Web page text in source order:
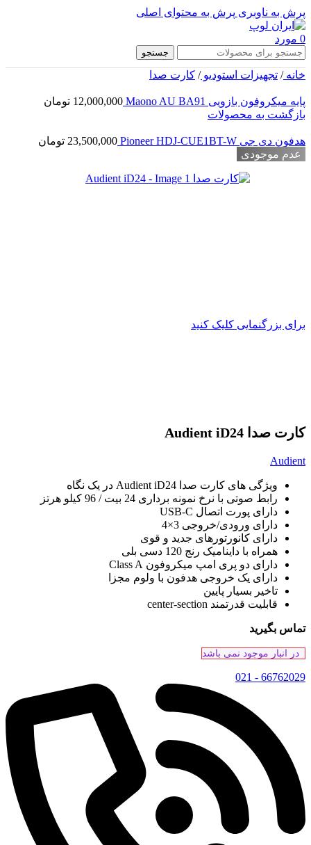
پرش به ناوبری پرش به محتوای اصلی
0 مورد
جستجو
خانه/ تجهیزات استودیو/ کارت صدا
پایه میکروفون بازویی Maono AU BA91 12,000,000 تومان
بازگشت به محصولات
هدفون دی جی Pioneer HDJ-CUE1BT-W 23,500,000 تومان
عدم موجودی
برای بزرگنمایی کلیک کنید
کارت صدا Audient iD24
Audient
ویژگی های کارت صدا Audient iD24 در یک نگاه
رابط صوتی با نرخ نمونه برداری 24 بیت / 96 کیلو هرتز
دارای پورت اتصال USB-C
دارای ورودی/خروجی 3×4
دارای کانورتورهای جدید و قوی
همراه با داینامیک رنج 120 دسی بلی
دارای دو پری امپ میکروفون Class A
دارای یک خروجی هدفون با ولوم مجزا
تاخیر بسیار پایین
قابلیت قدرتمند center-section
تماس بگیرید
در انبار موجود نمی باشد
66762029 - 021